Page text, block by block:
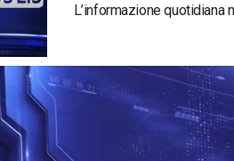
L’informazione quotidiana